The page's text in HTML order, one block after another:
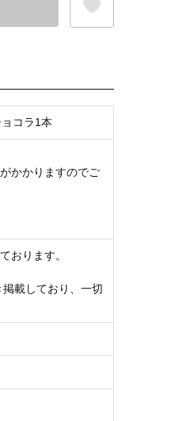
コラ1本
かかりますのでご
おります。
載しており、一切